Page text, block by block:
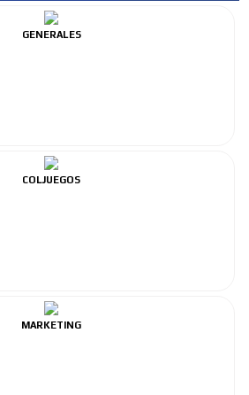
GENERALES
COLJUEGOS
MARKETING